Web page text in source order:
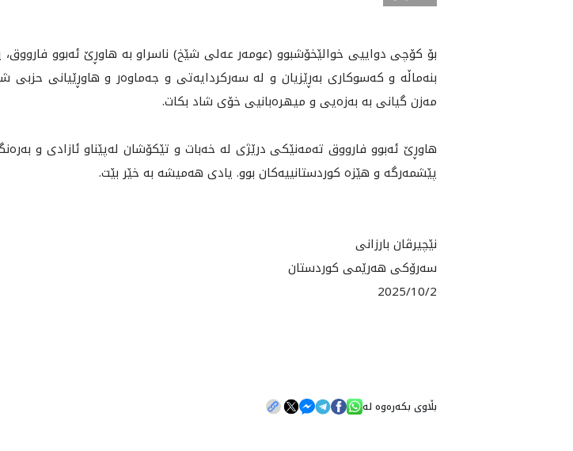
بۆ كۆچى دواييى خوالێخۆشبوو (عومه‌ر عه‌لى شێخ) ناسراو به‌ هاوڕێ ئه‌بوو
بنه‌ماڵه‌ و كه‌سوكارى به‌ڕێزيان و له‌ سه‌ركردايه‌تى و جه‌ماوه‌ر و هاوڕێيانى
مه‌زن گيانى به‌ به‌زه‌يى و ميهره‌بانيى خۆى شاد بكات.
هاوڕێ ئه‌بوو فارووق ته‌مه‌نێكى درێژى له‌ خه‌بات و تێكۆشان له‌پێناو ئازادى و
پێشمه‌رگه‌ و هێزه‌ كوردستانييه‌كان بوو. يادى هه‌ميشه‌ به‌ خێر بێت.
نێچيرڤان بارزانى
سه‌رۆكى هه‌رێمى كوردستان
2025/10/2
بڵاوی بکەرەوە لە